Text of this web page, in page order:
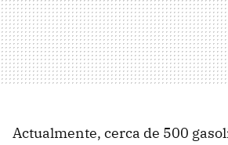
Actualmente, cerca de 500